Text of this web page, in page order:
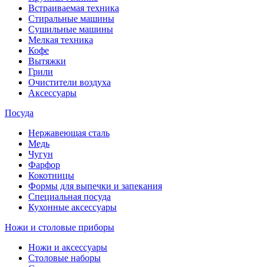
Встраиваемая техника
Стиральные машины
Сушильные машины
Мелкая техника
Кофе
Вытяжки
Грили
Очистители воздуха
Аксессуары
Посуда
Нержавеющая сталь
Медь
Чугун
Фарфор
Кокотницы
Формы для выпечки и запекания
Специальная посуда
Кухонные аксессуары
Ножи и столовые приборы
Ножи и аксессуары
Столовые наборы